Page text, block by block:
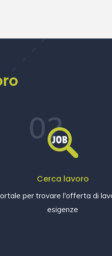
02
Cerca lavoro
per trovare l'offerta di
esigenze